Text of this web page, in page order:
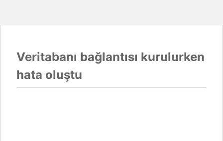
Veritabanı bağlantısı kurulurken
hata oluştu